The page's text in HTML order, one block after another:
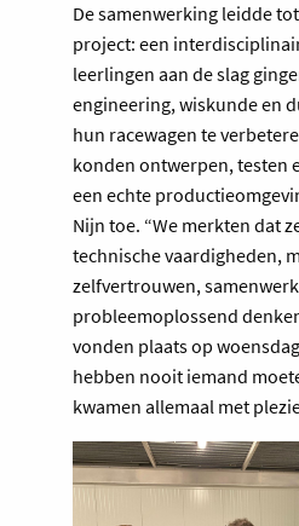
De samenwerking leidde
project: een
leerlingen aan de slag
engineering, wiskunde en
hun racewagen te
konden ontwerpen, testen
een echte
Nijn toe. “We merkten dat
technische vaardigheden,
zelfvertrouwen,
probleemoplossend
vonden plaats op
hebben nooit iemand
kwamen allemaal met